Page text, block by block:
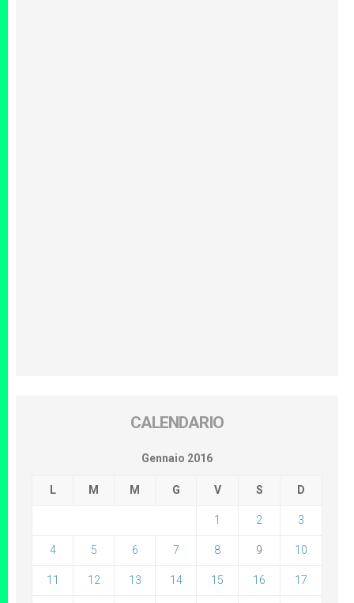
CALENDARIO
Gennaio 2016
L M M G V S D
1 2 3
4 5 6 7 8 9 10
11 12 13 14 15 16 17